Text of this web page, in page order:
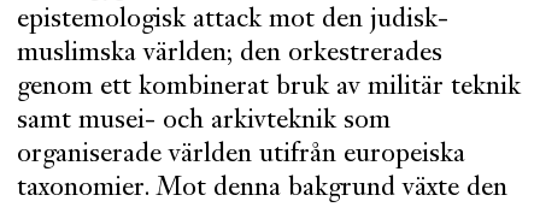
epistemologisk attack mot den judisk-
muslimska världen; den orkestrerades
genom ett kombinerat bruk av militär teknik
samt musei- och arkivteknik som
organiserade världen utifrån europeiska
taxonomier. Mot denna bakgrund växte den